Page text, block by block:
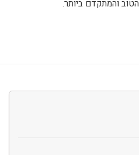
והמתקדם ביותר.